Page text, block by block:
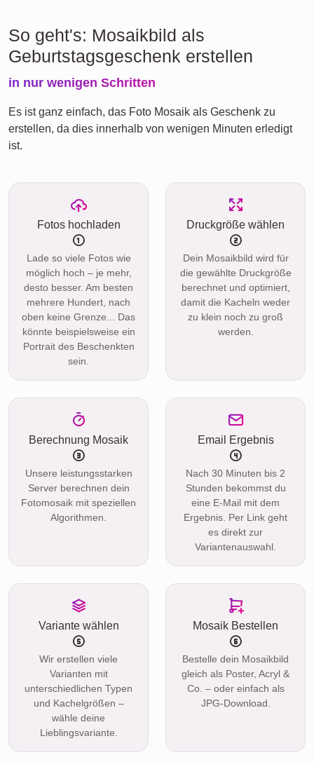
So geht's: Mosaikbild als
Geburtstagsgeschenk erstellen
in nur wenigen Schritten
Es ist ganz einfach, das Foto Mosaik als Geschenk zu
erstellen, da dies innerhalb von wenigen Minuten erledigt
ist.
Fotos hochladen
Lade so viele Fotos wie
möglich hoch – je mehr,
desto besser. Am besten
mehrere Hundert, nach
oben keine Grenze... Das
könnte beispielsweise ein
Portrait des Beschenkten
sein.
Druckgröße wählen
Dein Mosaikbild wird für
die gewählte Druckgröße
berechnet und optimiert,
damit die Kacheln weder
zu klein noch zu groß
werden.
Berechnung Mosaik
Unsere leistungsstarken
Server berechnen dein
Fotomosaik mit speziellen
Algorithmen.
Email Ergebnis
Nach 30 Minuten bis 2
Stunden bekommst du
eine E-Mail mit dem
Ergebnis. Per Link geht
es direkt zur
Variantenauswahl.
Variante wählen
Wir erstellen viele
Varianten mit
unterschiedlichen Typen
und Kachelgrößen –
wähle deine
Lieblingsvariante.
Mosaik Bestellen
Bestelle dein Mosaikbild
gleich als Poster, Acryl &
Co. – oder einfach als
JPG-Download.